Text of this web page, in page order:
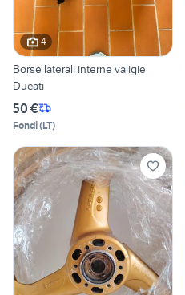
4
Borse laterali interne valigie
Ducati
50 €
Fondi(LT)